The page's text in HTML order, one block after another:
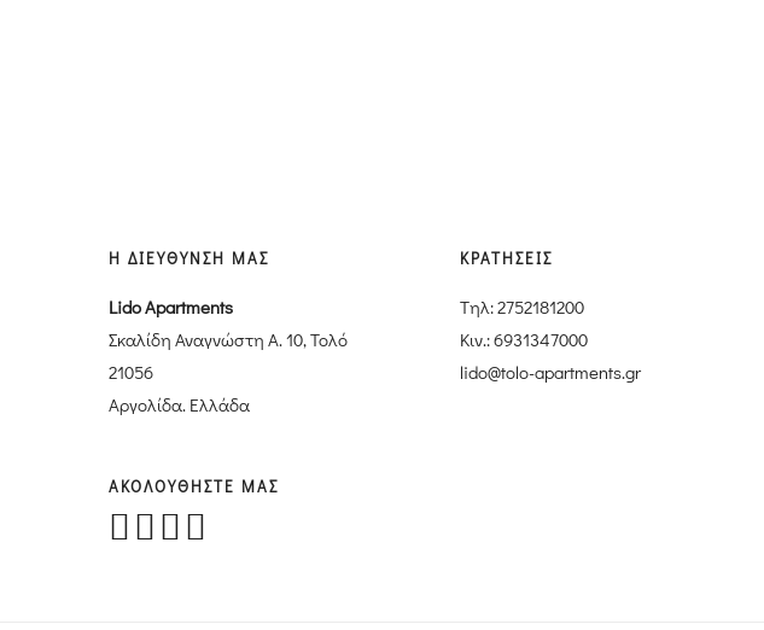
Η ΔΙΕΥΘΥΝΣΗ ΜΑΣ
Lido Apartments
Σκαλίδη Αναγνώστη Α. 10, Τολό
21056
Αργολίδα. Ελλάδα
ΑΚΟΛΟΥΘΗΣΤΕ ΜΑΣ
ΚΡΑΤΗΣΕΙΣ
Tηλ: 2752181200
Κιν.: 6931347000
lido@tolo-apartments.gr